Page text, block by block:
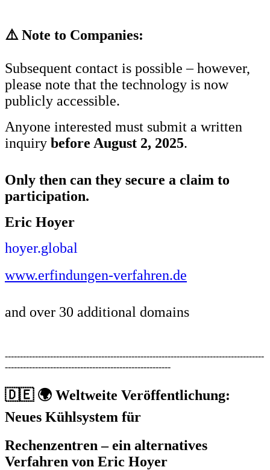
⚠️Note to Companies:
Subsequent contact is possible – however,
please note that the technology is now
publicly accessible.
Anyone interested must submit a written
inquiry before August 2, 2025.
Only then can they secure a claim to
participation.
Eric Hoyer
hoyer.global
www.erfindungen-verfahren.de
and over 30 additional domains
--------------------------------------------------------------------------------------
-------------------------------------------------------
🇩🇪 🌍 Weltweite Veröffentlichung:
Neues Kühlsystem für
Rechenzentren – ein alternatives
Verfahren von Eric Hoyer